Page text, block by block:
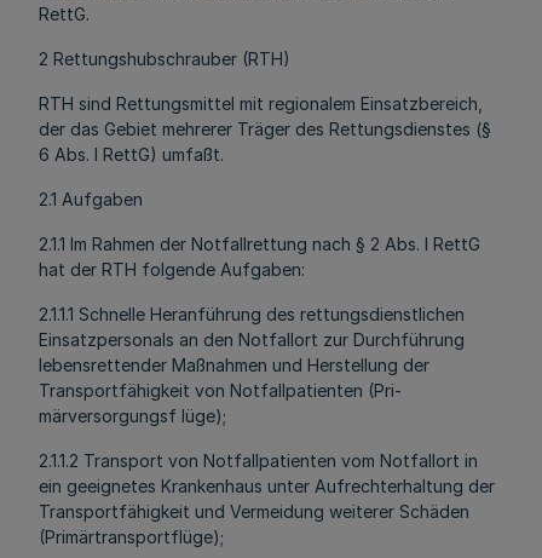
RettG.
2 Rettungshubschrauber (RTH)
RTH sind Rettungsmittel mit regionalem Einsatzbereich,
der das Gebiet mehrerer Träger des Rettungsdienstes (§
6 Abs. l RettG) umfaßt.
2.1 Aufgaben
2.1.1 Im Rahmen der Notfallrettung nach § 2 Abs. l RettG
hat der RTH folgende Aufgaben:
2.1.1.1 Schnelle Heranführung des rettungsdienstlichen
Einsatzpersonals an den Notfallort zur Durchführung
lebensrettender Maßnahmen und Herstellung der
Transportfähigkeit von Notfallpatienten (Pri-
märversorgungsf lüge);
2.1.1.2 Transport von Notfallpatienten vom Notfallort in
ein geeignetes Krankenhaus unter Aufrechterhaltung der
Transportfähigkeit und Vermeidung weiterer Schäden
(Primärtransportflüge);